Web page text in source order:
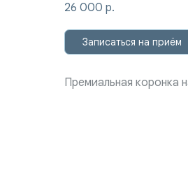
26 000 р.
Записаться на приём
Премиальная коронка